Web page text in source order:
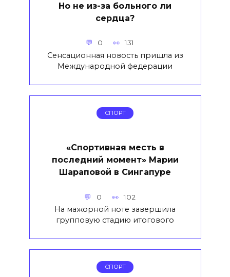
Но не из-за больного ли
сердца?
0 131
Сенсационная новость пришла из
Международной федерации
СПОРТ
«Спортивная месть в
последний момент» Марии
Шараповой в Сингапуре
0 102
На мажорной ноте завершила
групповую стадию итогового
СПОРТ